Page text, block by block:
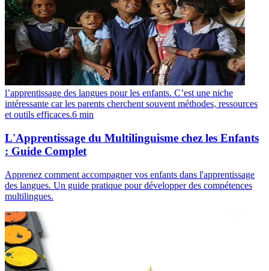
l’apprentissage des langues pour les enfants. C’est une niche
intéressante car les parents cherchent souvent méthodes, ressources
et outils efficaces.6 min
L'Apprentissage du Multilinguisme chez les Enfants
: Guide Complet
Apprenez comment accompagner vos enfants dans l'apprentissage
des langues. Un guide pratique pour développer des compétences
multilingues.